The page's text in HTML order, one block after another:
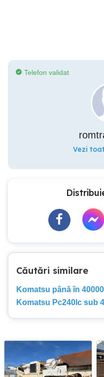
Telefon validat
Vezi
Căutări similare
Komatsu până în
Komatsu Pc240lc sub